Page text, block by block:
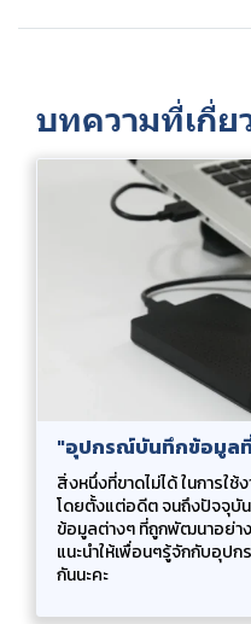
บทความที่เกี่ย
"อุปกรณ์บันทึกข้อมูล
สิ่งหนึ่งที่ขาดไม่ได้ ในการใ
โดยตั้งแต่อดีต จนถึงปัจจุบั
ข้อมูลต่างๆ ที่ถูกพัฒนาอย่าง
แนะนำให้เพื่อนๆรู้จักกับอุป
กันนะคะ